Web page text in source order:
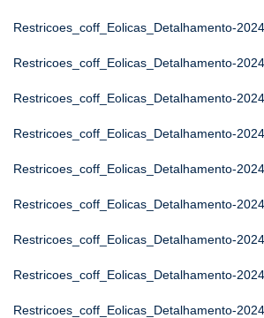
Restricoes_coff_Eolicas_Detalhamento-
Restricoes_coff_Eolicas_Detalhamento-
Restricoes_coff_Eolicas_Detalhamento-
Restricoes_coff_Eolicas_Detalhamento-
Restricoes_coff_Eolicas_Detalhamento-
Restricoes_coff_Eolicas_Detalhamento-
Restricoes_coff_Eolicas_Detalhamento-
Restricoes_coff_Eolicas_Detalhamento-
Restricoes_coff_Eolicas_Detalhamento-